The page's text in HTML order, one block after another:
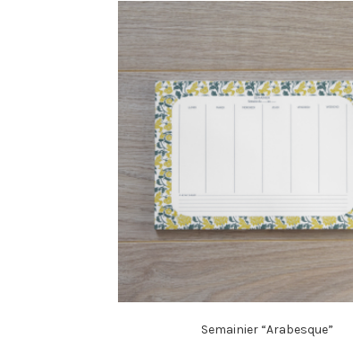
Semainier “Arabesque”